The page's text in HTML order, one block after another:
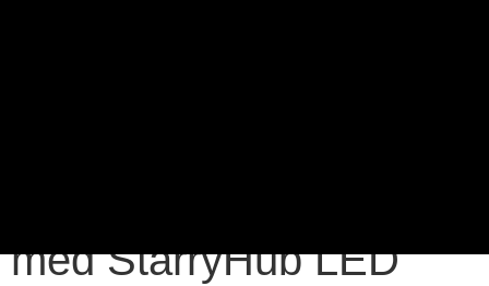
med StarryHub LED